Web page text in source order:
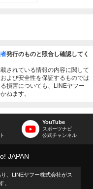
発行のものと照合し確認してく
されている情報の内容に関して
よび安全性を保証するものでは
損害についても、LINEヤフー
ねます。
YouTube
スポーツナビ
公式チャンネル
JAPAN
、LINEヤフー株式会社がス
。